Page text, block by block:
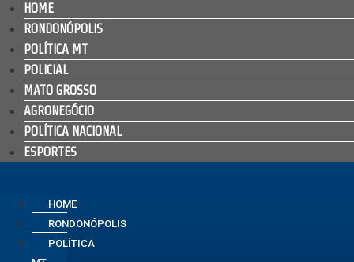
HOME
RONDONÓPOLIS
POLÍTICA MT
POLICIAL
MATO GROSSO
AGRONEGÓCIO
POLÍTICA NACIONAL
ESPORTES
HOME
RONDONÓPOLIS
POLÍTICA